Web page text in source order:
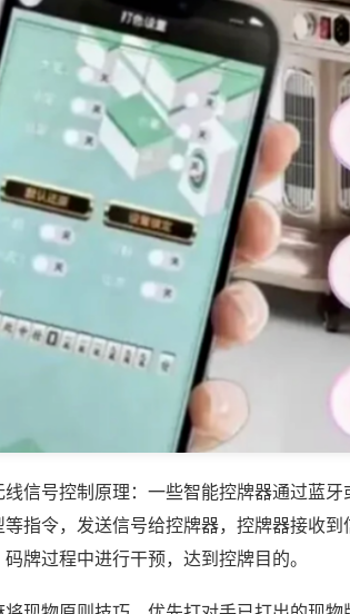
线信号控制原理：一些智能控牌器通过蓝
等指令，发送信号给控牌器，控牌器接收
牌过程中进行干预，达到控牌目的。